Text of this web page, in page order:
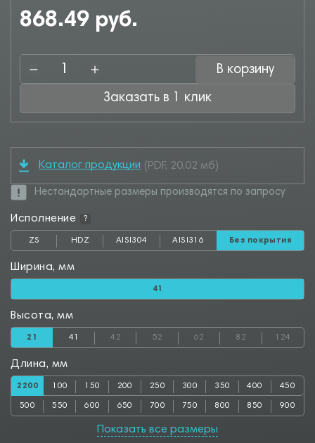
868.49 руб.
В корзину
Заказать в 1 клик
Каталог продукции (PDF, 20.02 мб)
Нестандартные размеры производятся по запросу
Исполнение ?
ZS HDZ AISI304 AISI316 Без покрытия
Ширина, мм
41
Высота, мм
21 41 42 52 62 82 124
Длина, мм
2200 100 150 200 250 300 350 400 450
500 550 600 650 700 750 800 850 900
1050 1100 1150 1200 1250
Показать все размеры